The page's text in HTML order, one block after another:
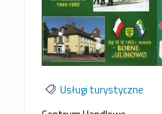
Usługi turystyczne